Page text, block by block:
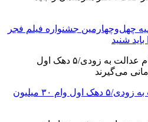
چهل‌وچهارمین جشنواره فیلم فجر
شنید
واریز سود سهام عدالت به زودی/۵ دهک اول وام ۳۰ میلیون